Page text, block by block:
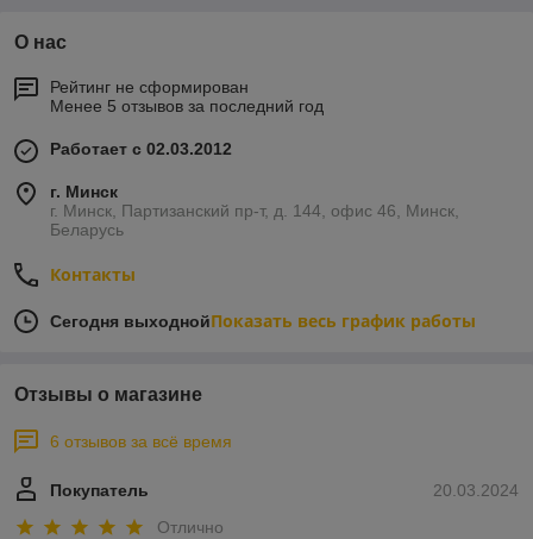
О нас
Рейтинг не сформирован
Менее 5 отзывов за последний год
Работает с 02.03.2012
г. Минск
г. Минск, Партизанский пр-т, д. 144, офис 46, Минск,
Беларусь
Контакты
Сегодня выходнойПоказать весь график работы
Отзывы о магазине
6 отзывов за всё время
20.03.2024
Покупатель
Отлично